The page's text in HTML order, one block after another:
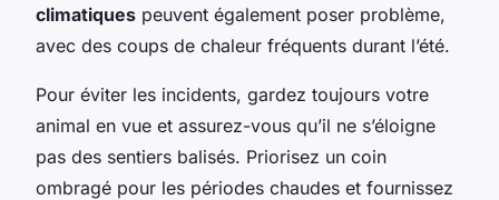
climatiques peuvent également poser problème,
avec des coups de chaleur fréquents durant l’été.
Pour éviter les incidents, gardez toujours votre
animal en vue et assurez-vous qu’il ne s’éloigne
pas des sentiers balisés. Priorisez un coin
ombragé pour les périodes chaudes et fournissez